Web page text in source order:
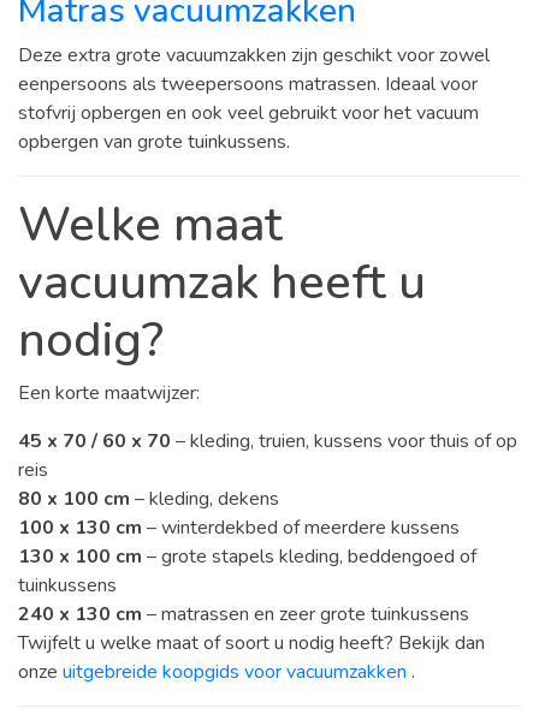
Matras vacuumzakken
Deze extra grote vacuumzakken zijn geschikt voor zowel
eenpersoons als tweepersoons matrassen. Ideaal voor
stofvrij opbergen en ook veel gebruikt voor het vacuum
opbergen van grote tuinkussens.
Welke maat
vacuumzak heeft u
nodig?
Een korte maatwijzer:
45 x 70 / 60 x 70 – kleding, truien, kussens voor thuis of op
reis
80 x 100 cm – kleding, dekens
100 x 130 cm – winterdekbed of meerdere kussens
130 x 100 cm – grote stapels kleding, beddengoed of
tuinkussens
240 x 130 cm – matrassen en zeer grote tuinkussens
Twijfelt u welke maat of soort u nodig heeft? Bekijk dan
onze uitgebreide koopgids voor vacuumzakken .